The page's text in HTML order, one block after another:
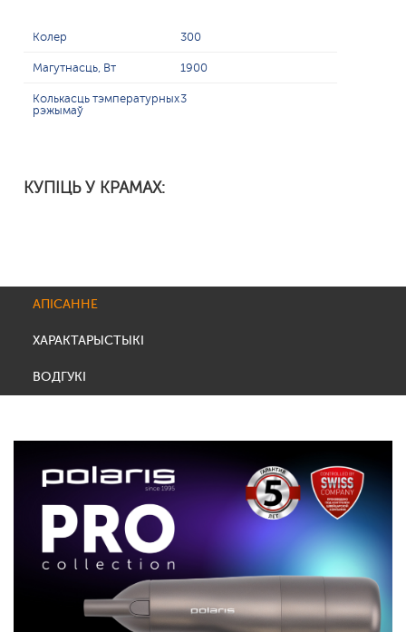
Колер 300
Магутнасць, Вт 1900
Колькасць тэмпературных
рэжымаў
3
КУПІЦЬ У КРАМАХ:
АПІСАННЕ
ХАРАКТАРЫСТЫКІ
ВОДГУКІ